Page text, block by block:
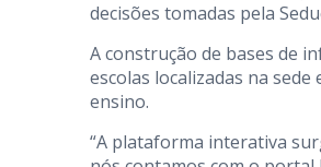
decisões tomadas pela
A construção de bases de
escolas localizadas na
ensino.
“A plataforma interativa